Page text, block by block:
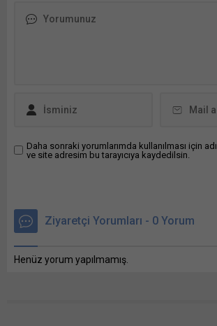
tıklayın (Yeni pencerede
Facebook'ta paylaşmak için
Daha sonraki yorumlarımda kullanılması için
ve site adresim bu tarayıcıya kaydedilsin.
Ziyaretçi Yorumları - 0 Yorum
Henüz yorum yapılmamış.